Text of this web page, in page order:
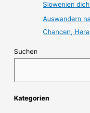
Slowenien
Auswandern
Chancen,
Suchen
Kategorien